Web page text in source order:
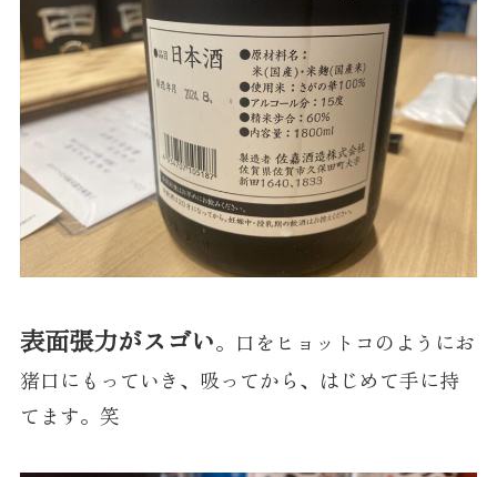
表面張力がスゴい。口をヒョットコのようにお
猪口にもっていき、吸ってから、はじめて手に持
てます。笑